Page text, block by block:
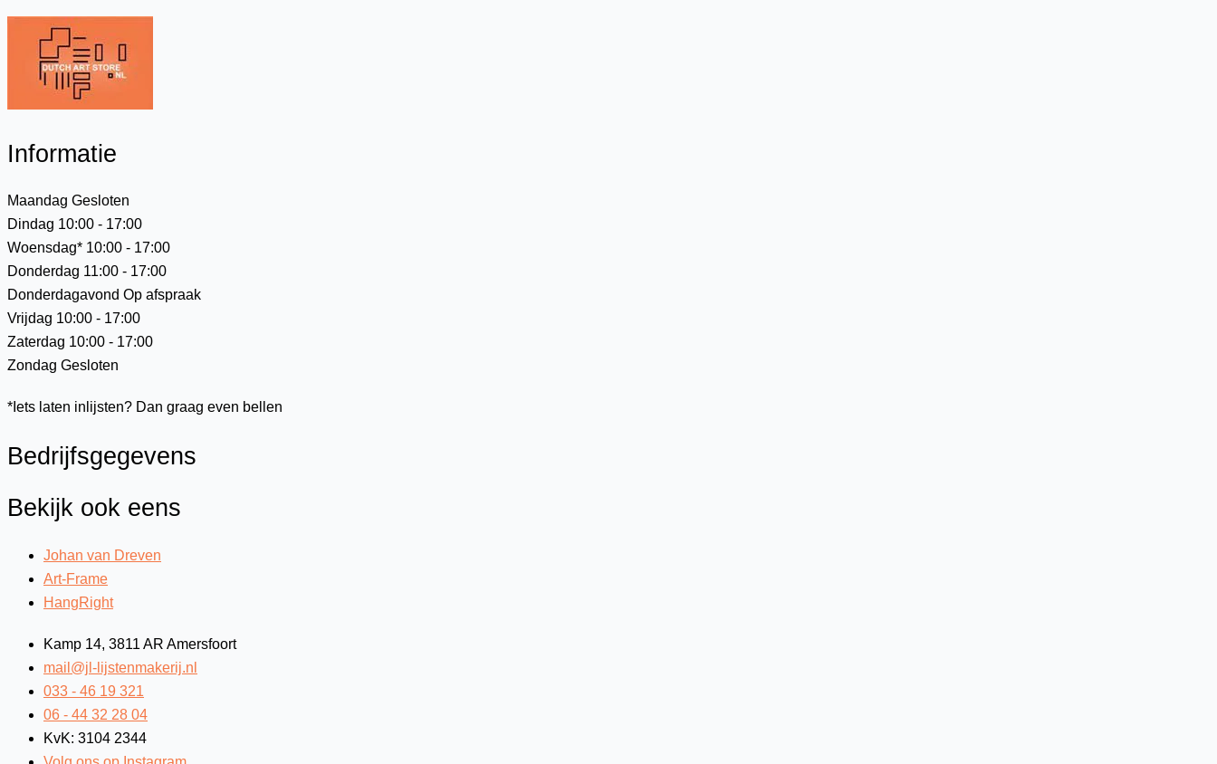
Informatie
Maandag Gesloten
Dindag 10:00 - 17:00
Woensdag* 10:00 - 17:00
Donderdag 11:00 - 17:00
Donderdagavond Op afspraak
Vrijdag 10:00 - 17:00
Zaterdag 10:00 - 17:00
Zondag Gesloten
*Iets laten inlijsten? Dan graag even bellen
Bedrijfsgegevens
Bekijk ook eens
Johan van Dreven
Art-Frame
HangRight
Kamp 14, 3811 AR Amersfoort
mail@jl-lijstenmakerij.nl
033 - 46 19 321
06 - 44 32 28 04
KvK: 3104 2344